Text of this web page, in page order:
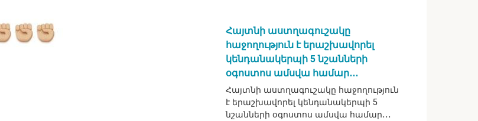
Հայտնի աստղագուշակը
հաջողություն է երաշխավորել
կենդանակերպի 5 նշանների
օգոստոս ամսվա համար․․․
Հայտնի աստղագուշակը հաջողություն
է երաշխավորել կենդանակերպի 5
նշանների օգոստոս ամսվա համար․․․